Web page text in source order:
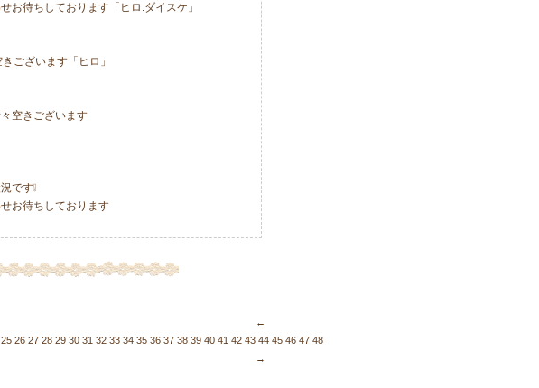
お待ちしております「ヒロ.ダイスケ」
ございます「ヒロ」
空きございます
です❕
お待ちしております
←
25 26 27 28 29 30 31 32 33 34 35 36 37 38 39 40 41 42 43 44 45 46 47 48
→